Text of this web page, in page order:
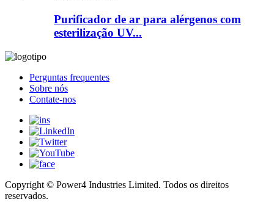
Purificador de ar para alérgenos com
esterilização UV...
Perguntas frequentes
Sobre nós
Contate-nos
Copyright © Power4 Industries Limited. Todos os direitos
reservados.